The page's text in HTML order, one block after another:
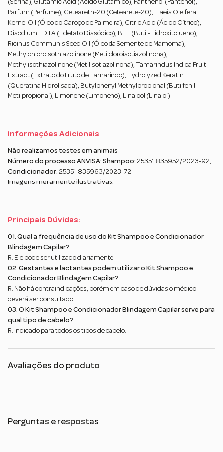
(Serina), Glutamic Acid (Ácido Glutâmico), Panthenol (Pantenol),
Parfum (Perfume), Ceteareth-20 (Cetearete-20), Elaeis Oleifera
Kernel Oil (Óleo do Caroço de Palmeira), Citric Acid (Ácido Cítrico),
Disodium EDTA (Edetato Dissódico), BHT(Butil-Hidroxitolueno),
Ricinus Communis Seed Oil (Óleo da Semente de Mamoma),
Methylchloroisothiazolinone (Metilcloroisotiazolinona),
Methylisothiazolinone (Metilisotiazolinona), Tamarindus Indica Fruit
Extract (Extrato do Fruto de Tamarindo), Hydrolyzed Keratin
(Queratina Hidrolisada), Butylphenyl Methylpropional (Butilfenil
Metilpropional), Limonene (Limoneno), Linalool (Linalol).
Informações Adicionais
Não realizamos testes em animais
Número do processo ANVISA: Shampoo: 25351.835952/2023-92,
Condicionador: 25351.835963/2023-72.
Imagens meramente ilustrativas.
Principais Dúvidas:
01. Qual a frequência de uso do Kit Shampoo e Condicionador
Blindagem Capilar?
R. Ele pode ser utilizado diariamente.
02. Gestantes e lactantes podem utilizar o Kit Shampoo e
Condicionador Blindagem Capilar?
R. Não há contraindicações, porém em caso de dúvidas o médico
deverá ser consultado.
03. O Kit Shampoo e Condicionador Blindagem Capilar serve para
qual tipo de cabelo?
R. Indicado para todos os tipos de cabelo.
Avaliações do produto
Perguntas e respostas